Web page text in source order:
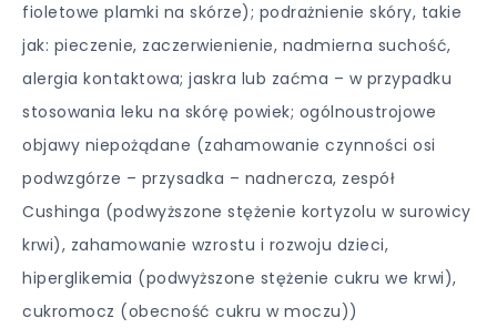
fioletowe plamki na skórze); podrażnienie skóry, takie
jak: pieczenie, zaczerwienienie, nadmierna suchość,
alergia kontaktowa; jaskra lub zaćma – w przypadku
stosowania leku na skórę powiek; ogólnoustrojowe
objawy niepożądane (zahamowanie czynności osi
podwzgórze – przysadka – nadnercza, zespół
Cushinga (podwyższone stężenie kortyzolu w surowicy
krwi), zahamowanie wzrostu i rozwoju dzieci,
hiperglikemia (podwyższone stężenie cukru we krwi),
cukromocz (obecność cukru w moczu))